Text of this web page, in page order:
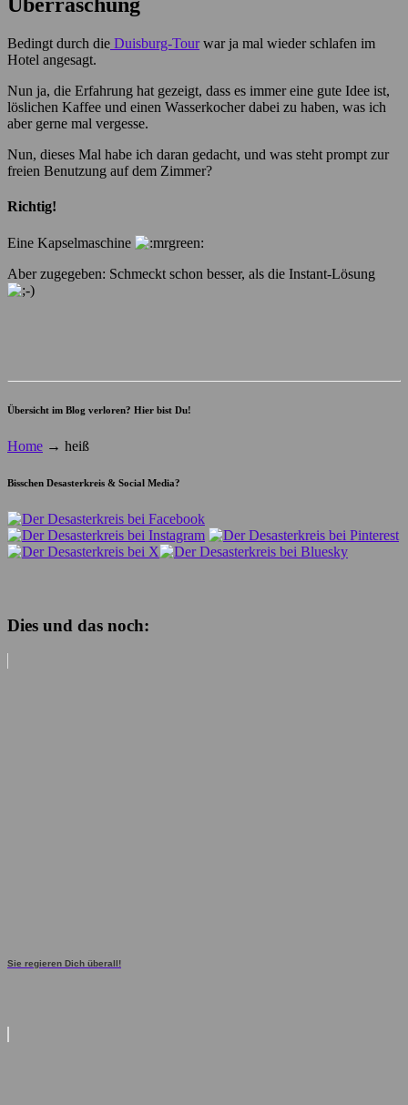
Bedingt durch die Duisburg-Tourwar ja mal wieder schlafen im
Hotel angesagt.
Nun ja, die Erfahrung hat gezeigt, dass es immer eine gute Idee ist,
löslichen Kaffee und einen Wasserkocher dabei zu haben, was ich
aber gerne mal vergesse.
Nun, dieses Mal habe ich daran gedacht, und was steht prompt zur
freien Benutzung auf dem Zimmer?
Richtig!
Eine Kapselmaschine
Aber zugegeben: Schmeckt schon besser, als die Instant-Lösung
Übersicht im Blog verloren? Hier bist Du!
Home → heiß
Bisschen Desasterkreis & Social Media?
Dies und das noch:
Sie regieren Dich überall!